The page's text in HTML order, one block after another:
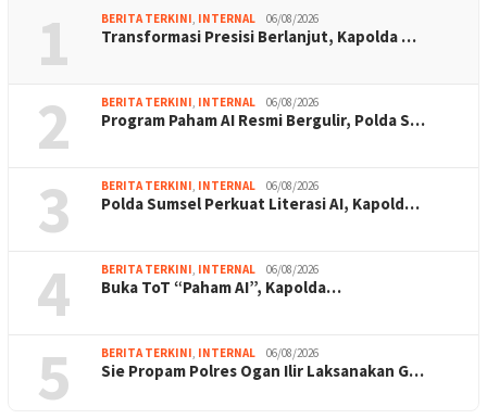
1 BERITA TERKINI, INTERNAL 06/08/2026
Transformasi Presisi Berlanjut, Kapolda …
2 BERITA TERKINI, INTERNAL 06/08/2026
Program Paham AI Resmi Bergulir, Polda S…
3 BERITA TERKINI, INTERNAL 06/08/2026
Polda Sumsel Perkuat Literasi AI, Kapold…
4 BERITA TERKINI, INTERNAL 06/08/2026
Buka ToT “Paham AI”, Kapolda…
5 BERITA TERKINI, INTERNAL 06/08/2026
Sie Propam Polres Ogan Ilir Laksanakan G…